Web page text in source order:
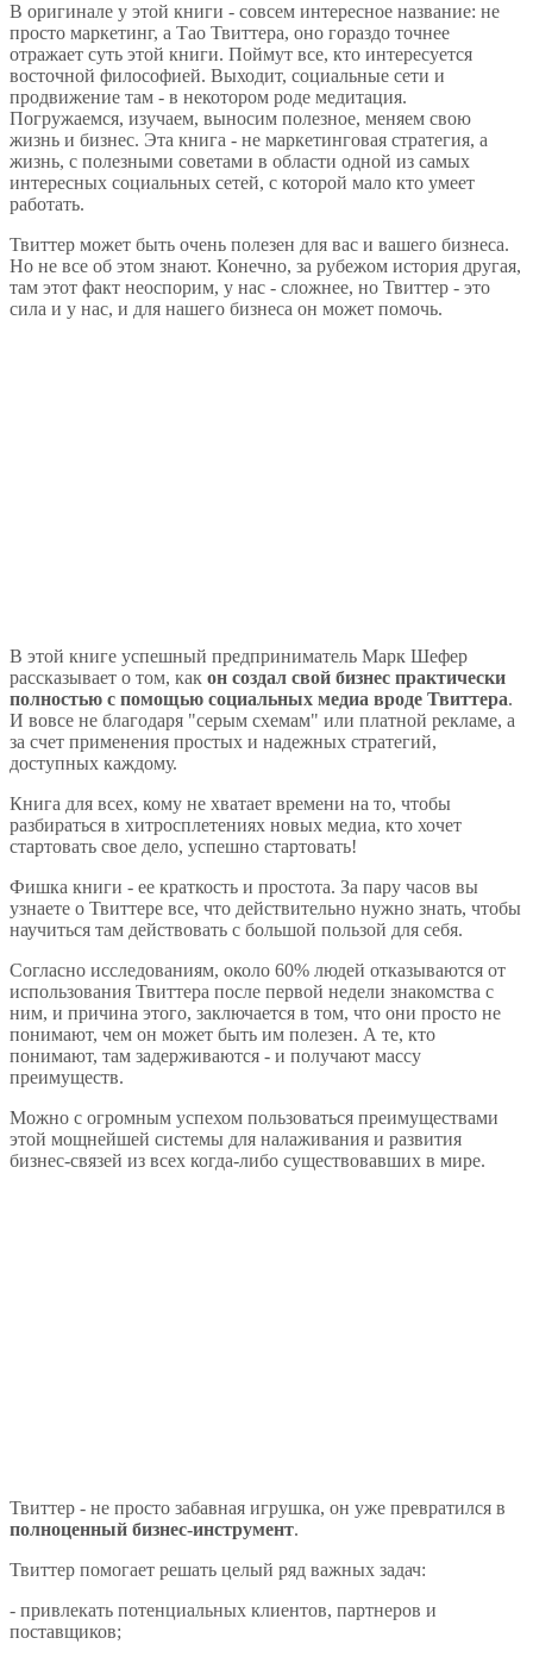
В оригинале у этой книги - совсем интересное название: не
просто маркетинг, а Тао Твиттера, оно гораздо точнее
отражает суть этой книги. Поймут все, кто интересуется
восточной философией. Выходит, социальные сети и
продвижение там - в некотором роде медитация.
Погружаемся, изучаем, выносим полезное, меняем свою
жизнь и бизнес. Эта книга - не маркетинговая стратегия, а
жизнь, с полезными советами в области одной из самых
интересных социальных сетей, с которой мало кто умеет
работать.
Твиттер может быть очень полезен для вас и вашего бизнеса.
Но не все об этом знают. Конечно, за рубежом история другая,
там этот факт неоспорим, у нас - сложнее, но Твиттер - это
сила и у нас, и для нашего бизнеса он может помочь.
В этой книге успешный предприниматель Марк Шефер
рассказывает о том, как он создал свой бизнес практически
полностью с помощью социальных медиа вроде Твиттера.
И вовсе не благодаря "серым схемам" или платной рекламе, а
за счет применения простых и надежных стратегий,
доступных каждому.
Книга для всех, кому не хватает времени на то, чтобы
разбираться в хитросплетениях новых медиа, кто хочет
стартовать свое дело, успешно стартовать!
Фишка книги - ее краткость и простота. За пару часов вы
узнаете о Твиттере все, что действительно нужно знать, чтобы
научиться там действовать с большой пользой для себя.
Согласно исследованиям, около 60% людей отказываются от
использования Твиттера после первой недели знакомства с
ним, и причина этого, заключается в том, что они просто не
понимают, чем он может быть им полезен. А те, кто
понимают, там задерживаются - и получают массу
преимуществ.
Можно с огромным успехом пользоваться преимуществами
этой мощнейшей системы для налаживания и развития
бизнес-связей из всех когда-либо существовавших в мире.
Твиттер - не просто забавная игрушка, он уже превратился в
полноценный бизнес-инструмент.
Твиттер помогает решать целый ряд важных задач:
- привлекать потенциальных клиентов, партнеров и
поставщиков;